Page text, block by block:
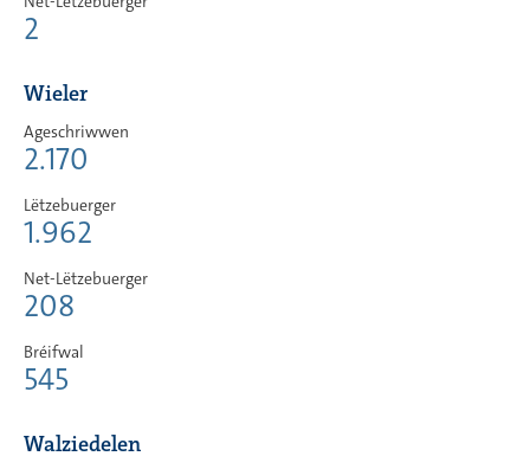
2
Wieler
Ageschriwwen
2.170
Lëtzebuerger
1.962
Net-Lëtzebuerger
208
Bréifwal
545
Walziedelen